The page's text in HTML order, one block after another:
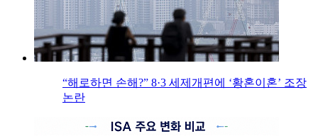
“해로하면 손해?” 8·3 세제개편에 ‘황혼이혼’ 조장
논란